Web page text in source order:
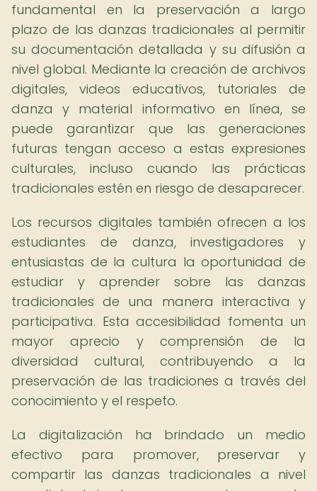
fundamental en la preservación a largo
plazo de las danzas tradicionales al permitir
su documentación detallada y su difusión a
nivel global. Mediante la creación de archivos
digitales, videos educativos, tutoriales de
danza y material informativo en línea, se
puede garantizar que las generaciones
futuras tengan acceso a estas expresiones
culturales, incluso cuando las prácticas
tradicionales estén en riesgo de desaparecer.
Los recursos digitales también ofrecen a los
estudiantes de danza, investigadores y
entusiastas de la cultura la oportunidad de
estudiar y aprender sobre las danzas
tradicionales de una manera interactiva y
participativa. Esta accesibilidad fomenta un
mayor aprecio y comprensión de la
diversidad cultural, contribuyendo a la
preservación de las tradiciones a través del
conocimiento y el respeto.
La digitalización ha brindado un medio
efectivo para promover, preservar y
compartir las danzas tradicionales a nivel